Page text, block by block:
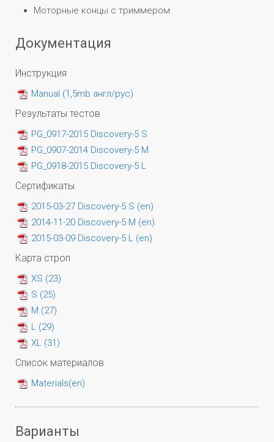
Моторные концы с триммером
Документация
Инструкция
Manual (1,5mb англ/рус)
Результаты тестов
PG_0917-2015 Discovery-5 S
PG_0907-2014 Discovery-5 M
PG_0918-2015 Discovery-5 L
Сертификаты
2015-03-27 Discovery-5 S (en)
2014-11-20 Discovery-5 M (en)
2015-03-09 Discovery-5 L (en)
Карта строп
XS (23)
S (25)
M (27)
L (29)
XL (31)
Список материалов
Materials(en)
Варианты